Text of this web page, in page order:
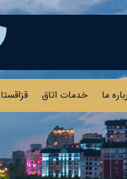
ما خدمات اتاق